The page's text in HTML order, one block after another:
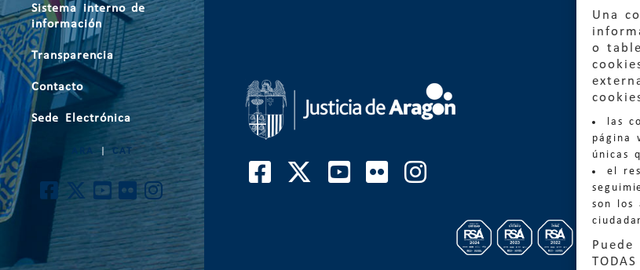
Una
o
las
página
únicas
el
son los
Sistema interno de
información
Transparencia
Contacto
Sede Electrónica
|CAT